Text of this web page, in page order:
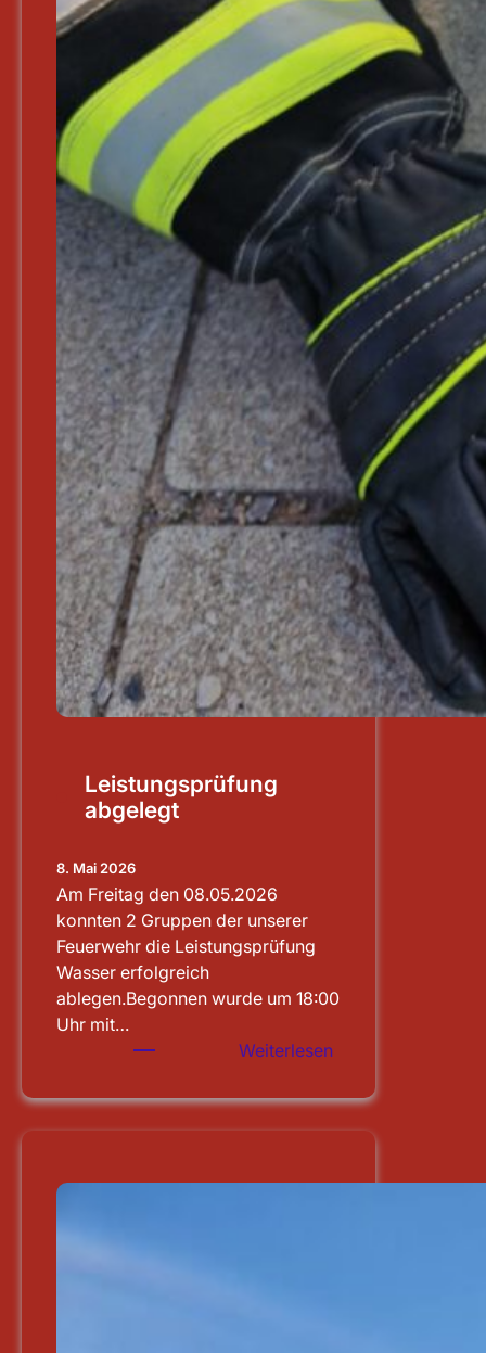
Leistungsprüfung
abgelegt
8. Mai 2026
Am Freitag den 08.05.2026
konnten 2 Gruppen der unserer
Feuerwehr die Leistungsprüfung
Wasser erfolgreich
ablegen.Begonnen wurde um 18:00
Uhr mit…
Weiterlesen
abgelegt